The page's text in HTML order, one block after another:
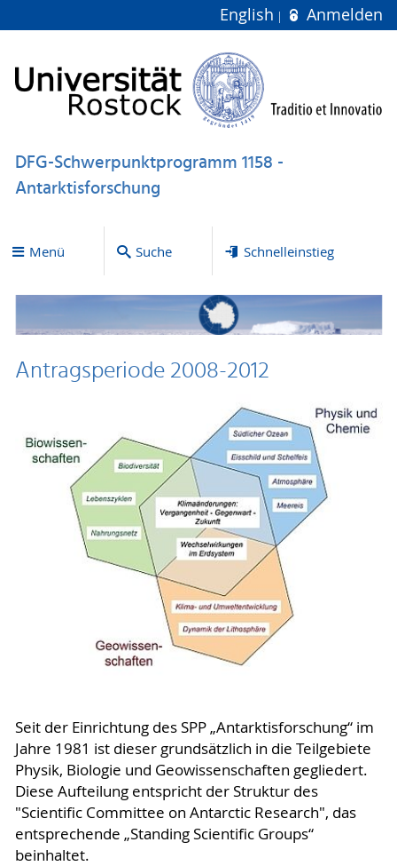
English Anmelden
DFG-Schwerpunktprogramm 1158 -
Antarktisforschung
Menü Suche Schnelleinstieg
Antragsperiode 2008-2012
Seit der Einrichtung des SPP „Antarktisforschung“ im
Jahre 1981 ist dieser grundsätzlich in die Teilgebiete
Physik, Biologie und Geowissenschaften gegliedert.
Diese Aufteilung entspricht der Struktur des
"Scientific Committee on Antarctic Research", das
entsprechende „Standing Scientific Groups“
beinhaltet.